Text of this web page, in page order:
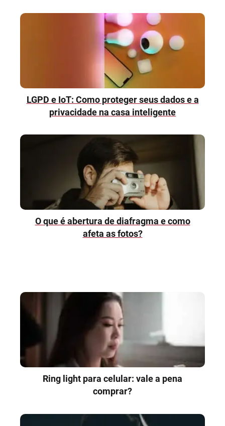
LGPD e IoT: Como proteger seus dados e a
privacidade na casa inteligente
O que é abertura de diafragma e como
afeta as fotos?
Ring light para celular: vale a pena
comprar?